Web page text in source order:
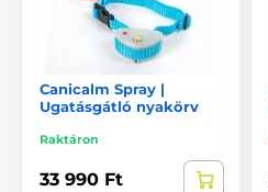
Canicalm Spray |
Ugatásgátló nyakörv
Raktáron
33 990 Ft